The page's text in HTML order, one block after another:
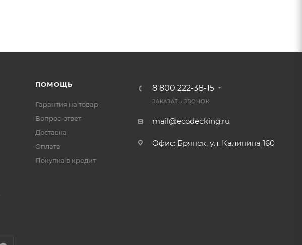
ПОМОЩЬ
Гарантия на товар
Вопрос-ответ
Доставка
Оплата
Покупка в кредит
8 800 222-38-15
ЗАКАЗАТЬ ЗВОНОК
mail@ecodecking.ru
Офис: Брянск, ул. Калинина 160